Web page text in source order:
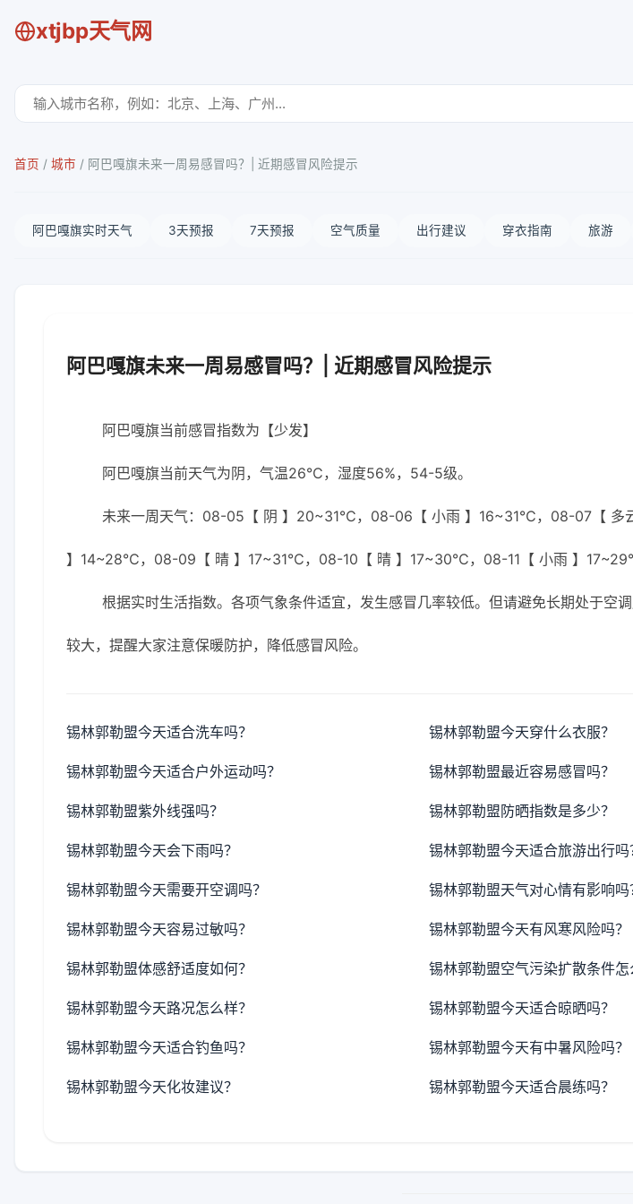
xtjbp天气网
首页 / 城市 / 阿巴嘎旗未来一周易感冒吗？| 近期感冒风险提示
阿巴嘎旗实时天气 3天预报 7天预报 空气质量 出行建议 穿衣指南 旅游
阿巴嘎旗未来一周易感冒吗？| 近期感冒风险提示
阿巴嘎旗当前感冒指数为【少发】
阿巴嘎旗当前天气为阴，气温26℃，湿度56%，54-5级。
未来一周天气：08-05【 阴 】20~31℃，08-06【 小雨 】16~31℃，08-07【
】14~28℃，08-09【 晴 】17~31℃，08-10【 晴 】17~30℃，08-11【 小雨 】
根据实时生活指数。各项气象条件适宜，发生感冒几率较低。但请避免长期处于空
较大，提醒大家注意保暖防护，降低感冒风险。
锡林郭勒盟今天适合洗车吗？ 锡林郭勒盟今天穿什么衣服？
锡林郭勒盟今天适合户外运动吗？ 锡林郭勒盟最近容易感冒吗？
锡林郭勒盟紫外线强吗？ 锡林郭勒盟防晒指数是多少？
锡林郭勒盟今天会下雨吗？ 锡林郭勒盟今天适合旅游出行吗
锡林郭勒盟今天需要开空调吗？ 锡林郭勒盟天气对心情有影响吗
锡林郭勒盟今天容易过敏吗？ 锡林郭勒盟今天有风寒风险吗？
锡林郭勒盟体感舒适度如何？ 锡林郭勒盟空气污染扩散条件怎
锡林郭勒盟今天路况怎么样？ 锡林郭勒盟今天适合晾晒吗？
锡林郭勒盟今天适合钓鱼吗？ 锡林郭勒盟今天有中暑风险吗？
锡林郭勒盟今天化妆建议？ 锡林郭勒盟今天适合晨练吗？